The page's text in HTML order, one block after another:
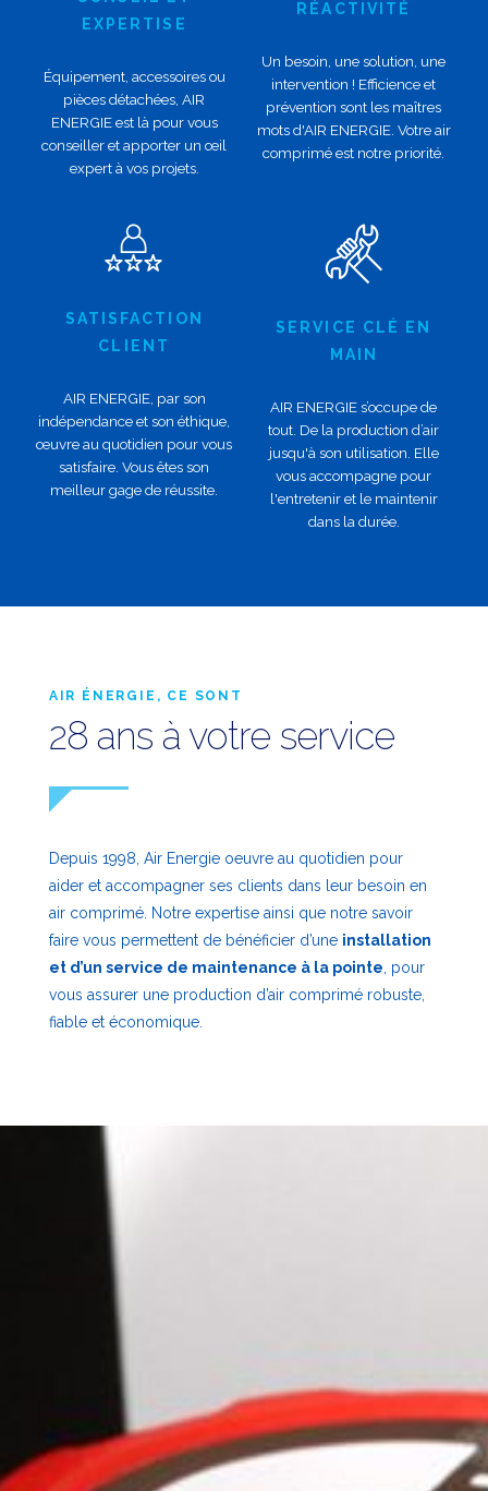
EXPERTISE
Équipement, accessoires ou
pièces détachées, AIR
ENERGIE est là pour vous
conseiller et apporter un œil
expert à vos projets.
RÉACTIVITÉ
Un besoin, une solution, une
intervention ! Efficience et
prévention sont les maîtres
mots d'AIR ENERGIE. Votre air
comprimé est notre priorité.
SATISFACTION
CLIENT
AIR ENERGIE, par son
indépendance et son éthique,
œuvre au quotidien pour vous
satisfaire. Vous êtes son
meilleur gage de réussite.
SERVICE CLÉ EN
MAIN
AIR ENERGIE s’occupe de
tout. De la production d’air
jusqu'à son utilisation. Elle
vous accompagne pour
l'entretenir et le maintenir
dans la durée.
AIR ÉNERGIE, CE SONT
28 ans à votre service
Depuis 1998, Air Energie oeuvre au quotidien pour
aider et accompagner ses clients dans leur besoin en
air comprimé. Notre expertise ainsi que notre savoir
faire vous permettent de bénéficier d’une installation
et d’un service de maintenance à la pointe , pour
vous assurer une production d’air comprimé robuste,
fiable et économique.